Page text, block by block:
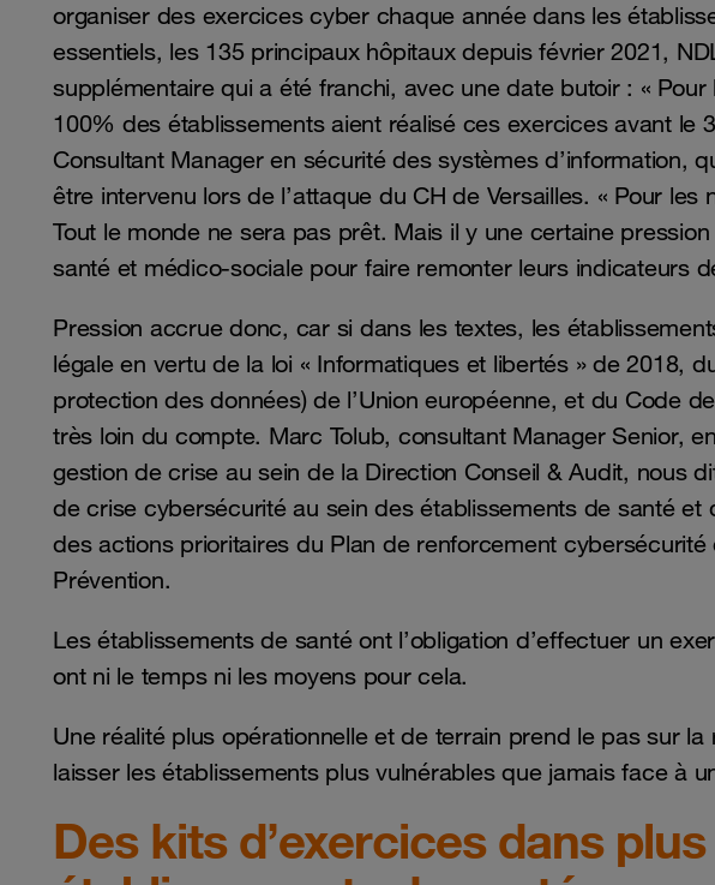
organiser des exercices cyber chaque année dans les
essentiels, les 135 principaux hôpitaux depuis février 2021,
supplémentaire qui a été franchi, avec une date butoir : «
100% des établissements aient réalisé ces exercices avant le
Consultant Manager en sécurité des systèmes d’information,
être intervenu lors de l’attaque du CH de Versailles. « Pour
Tout le monde ne sera pas prêt. Mais il y une certaine
santé et médico-sociale pour faire remonter leurs indicateurs
Pression accrue donc, car si dans les textes, les
légale en vertu de la loi « Informatiques et libertés » de 2018,
protection des données) de l’Union européenne, et du Code
très loin du compte. Marc Tolub, consultant Manager Senior,
gestion de crise au sein de la Direction Conseil & Audit, nous
de crise cybersécurité au sein des établissements de santé et
des actions prioritaires du Plan de renforcement
Prévention.
Les établissements de santé ont l’obligation d’effectuer un
ont ni le temps ni les moyens pour cela.
Une réalité plus opérationnelle et de terrain prend le pas sur
laisser les établissements plus vulnérables que jamais face à
Des kits d’exercices dans